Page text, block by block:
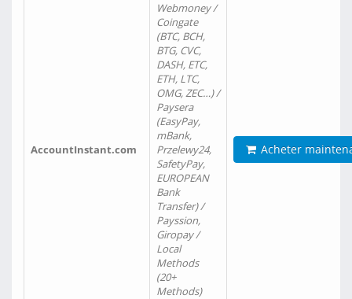
AccountInstant.com
Webmoney /
Coingate
(BTC, BCH,
BTG, CVC,
DASH, ETC,
ETH, LTC,
OMG, ZEC…) /
Paysera
(EasyPay,
mBank,
Przelewy24,
SafetyPay,
EUROPEAN
Bank
Transfer) /
Payssion,
Giropay /
Local
Methods
(20+
Methods)
Acheter